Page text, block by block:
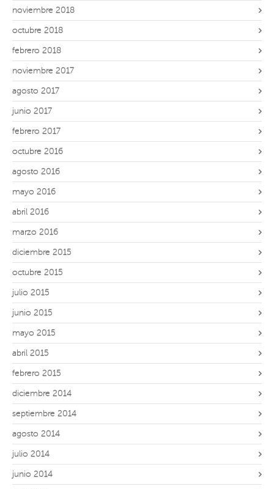
noviembre 2018
octubre 2018
febrero 2018
noviembre 2017
agosto 2017
junio 2017
febrero 2017
octubre 2016
agosto 2016
mayo 2016
abril 2016
marzo 2016
diciembre 2015
octubre 2015
julio 2015
junio 2015
mayo 2015
abril 2015
febrero 2015
diciembre 2014
septiembre 2014
agosto 2014
julio 2014
junio 2014